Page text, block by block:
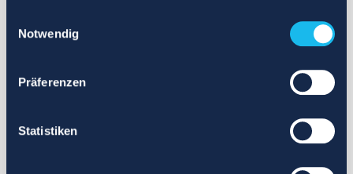
Notwendig
Präferenzen
Statistiken